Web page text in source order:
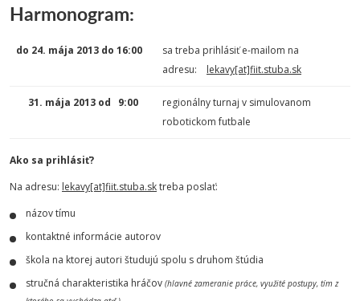
Harmonogram:
do 24. mája 2013 do 16:00
sa treba prihlásiť e-mailom na
adresu: lekavy[at]fiit.stuba.sk
31. mája 2013 od 9:00
regionálny turnaj v simulovanom
robotickom futbale
Ako sa prihlásiť?
Na adresu: lekavy[at]fiit.stuba.sktreba poslať:
názov tímu
kontaktné informácie autorov
škola na ktorej autori študujú spolu s druhom štúdia
stručná charakteristika hráčov (hlavné zameranie práce, využité postupy, tím z